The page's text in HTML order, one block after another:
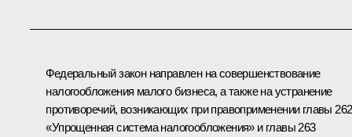
Федеральный закон направлен на совершенствование
налогообложения малого бизнеса, а также на устранение
противоречий, возникающих при правоприменении главы 262
«Упрощенная система налогообложения» и главы 263